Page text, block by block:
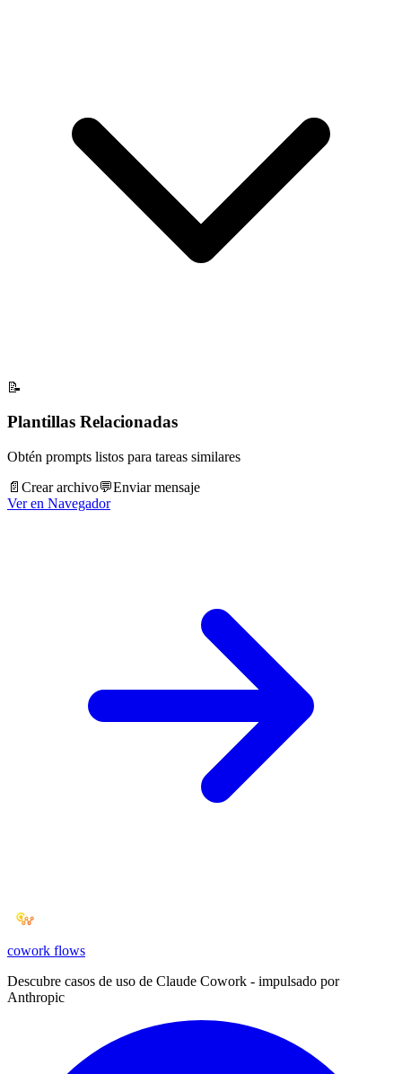
📝
Plantillas Relacionadas
Obtén prompts listos para tareas similares
📄 Crear archivo💬Enviar mensaje
Ver en Navegador
cowork flows
Descubre casos de uso de Claude Cowork - impulsado por
Anthropic